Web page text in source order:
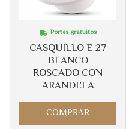
CASQUILLO E-27
BLANCO
ROSCADO CON
ARANDELA
Portes gratuitos
COMPRAR
Más info